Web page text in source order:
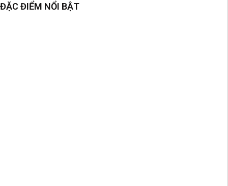
ĐẶC ĐIỂM NỔI BẬT